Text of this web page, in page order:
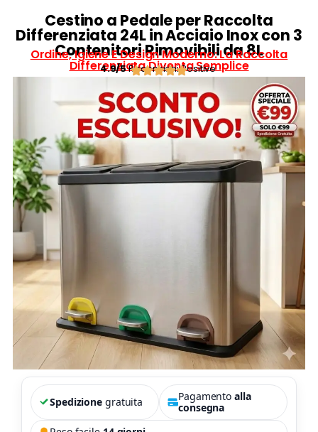
Cestino a Pedale per Raccolta
Differenziata 24L in Acciaio Inox con 3
Contenitori Rimovibili da 8L
Ordine, Igiene E Design Moderno: La Raccolta
Differenziata Diventa Semplice
4.9/5Recensioni Positive
Spedizione gratuita Pagamento alla
consegna